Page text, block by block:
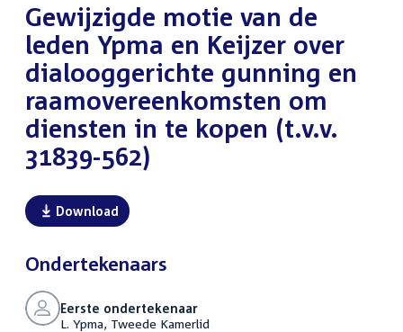
:Gewijzigde motie van de
leden Ypma en Keijzer over
dialooggerichte gunning en
raamovereenkomsten om
diensten in te kopen (t.v.v.
31839-562)
Download
Ondertekenaars
Eerste ondertekenaar
L. Ypma, Tweede Kamerlid